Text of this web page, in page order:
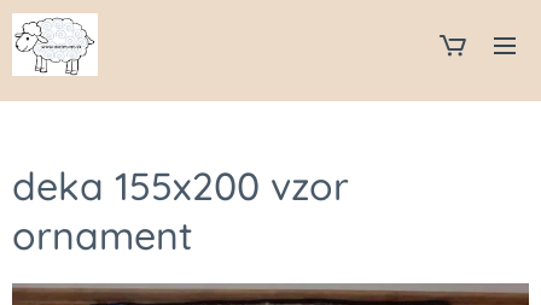
deka 155x200 vzor
ornament